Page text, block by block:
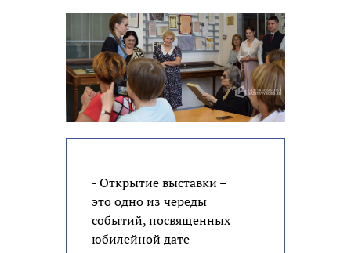
- Открытие выставки –
это одно из череды
событий, посвященных
юбилейной дате